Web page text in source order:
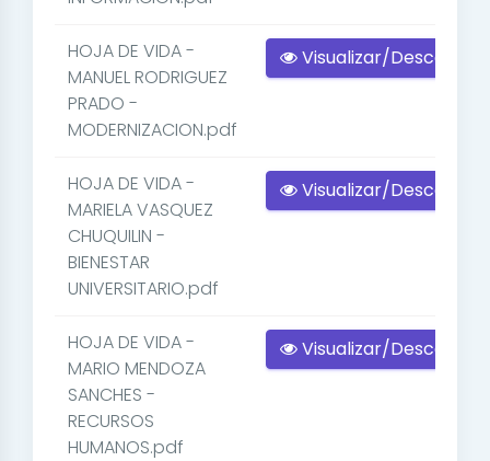
HOJA DE VIDA -
MANUEL RODRIGUEZ
PRADO -
MODERNIZACION.pdf
Visualizar/Descargar
HOJA DE VIDA -
MARIELA VASQUEZ
CHUQUILIN -
BIENESTAR
UNIVERSITARIO.pdf
Visualizar/Descargar
HOJA DE VIDA -
MARIO MENDOZA
SANCHES -
RECURSOS
HUMANOS.pdf
Visualizar/Descargar